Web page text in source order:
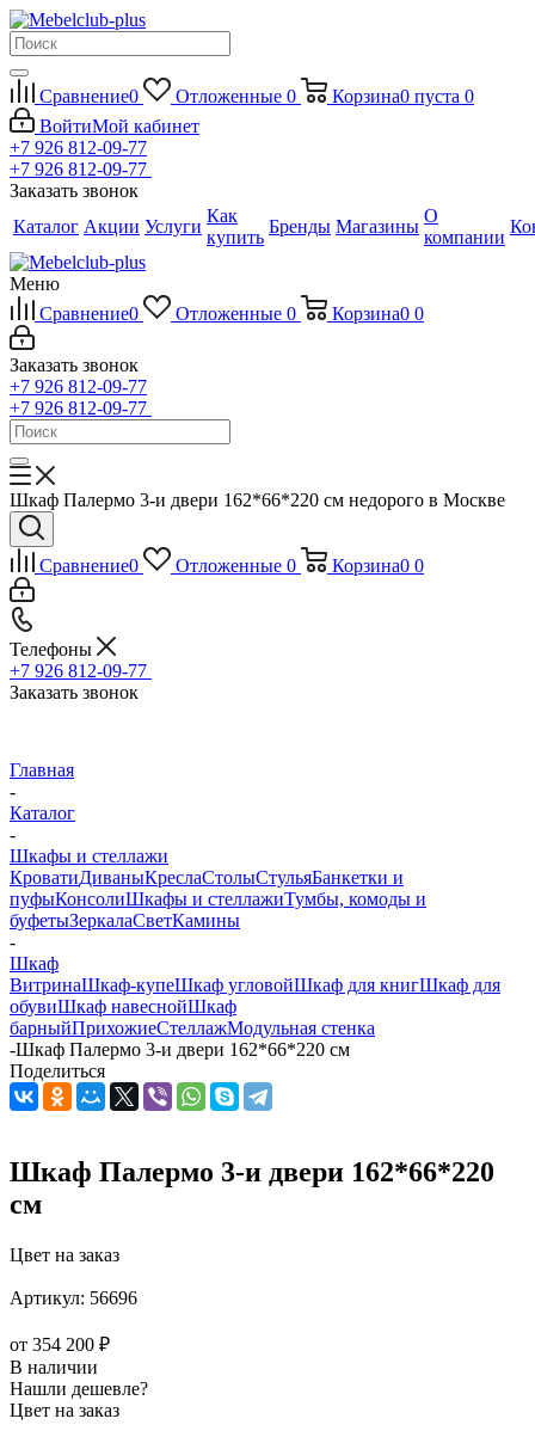
Сравнение0 Отложенные 0 Корзина0 пуста 0
ВойтиМой кабинет
+7 926 812-09-77
+7 926 812-09-77
Заказать звонок
Каталог Акции Услуги
Как
купить
Бренды Магазины
О
компании
Меню
Сравнение0 Отложенные 0 Корзина0 0
Заказать звонок
+7 926 812-09-77
+7 926 812-09-77
Шкаф Палермо 3-и двери 162*66*220 см недорого в Москве
Сравнение0 Отложенные 0 Корзина0 0
Телефоны
+7 926 812-09-77
Заказать звонок
Главная
-
Каталог
-
Шкафы и стеллажи
КроватиДиваныКреслаСтолыСтульяБанкетки и
пуфыКонсолиШкафы и стеллажиТумбы, комоды и
буфетыЗеркалаСветКамины
-
Шкаф
ВитринаШкаф-купеШкаф угловойШкаф для книгШкаф для
обувиШкаф навеснойШкаф
барныйПрихожиеСтеллажМодульная стенка
-Шкаф Палермо 3-и двери 162*66*220 см
Поделиться
Шкаф Палермо 3-и двери 162*66*220
см
Цвет на заказ
Артикул: 56696
от 354 200 ₽
В наличии
Нашли дешевле?
Цвет на заказ